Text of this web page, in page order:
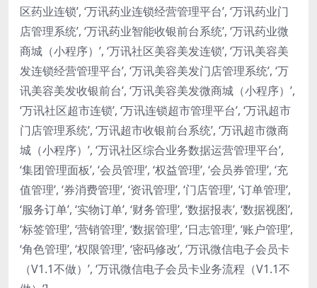
区药业连锁’, ‘万讯药业连锁经营管理平台’, ‘万讯药业门
店管理系统’, ‘万讯药业智能收银前台系统’, ‘万讯药业微
商城（小程序）’, ‘万讯社区美容美发连锁’, ‘万讯美容美
发连锁经营管理平台’, ‘万讯美容美发门店管理系统’, ‘万
讯美容美发收银前台’, ‘万讯美容美发微商城（小程序）’,
‘万讯社区超市连锁’, ‘万讯连锁超市管理平台’, ‘万讯超市
门店管理系统’, ‘万讯超市收银前台系统’, ‘万讯超市微商
城（小程序）’, ‘万讯社区综合业务数据运营管理平台’,
‘集团管理面板’, ‘会员管理’, ‘权益管理’, ‘会员券管理’, ‘充
值管理’, ‘券消费管理’, ‘资讯管理’, ‘门店管理’, ‘订单管理’,
‘服务订单’, ‘实物订单’, ‘财务管理’, ‘数据报表’, ‘数据视图’,
‘标签管理’, ‘营销管理’, ‘数据管理’, ‘日志管理’, ‘账户管理’,
‘角色管理’, ‘权限管理’, ‘密码修改’, ‘万讯微信电子会员卡
（V1.1不做）’, ‘万讯微信电子会员卡业务流程（V1.1不